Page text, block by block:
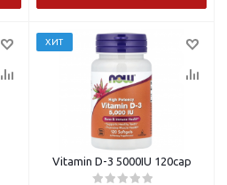
ХИТ
Vitamin D-3 5000IU 120cap